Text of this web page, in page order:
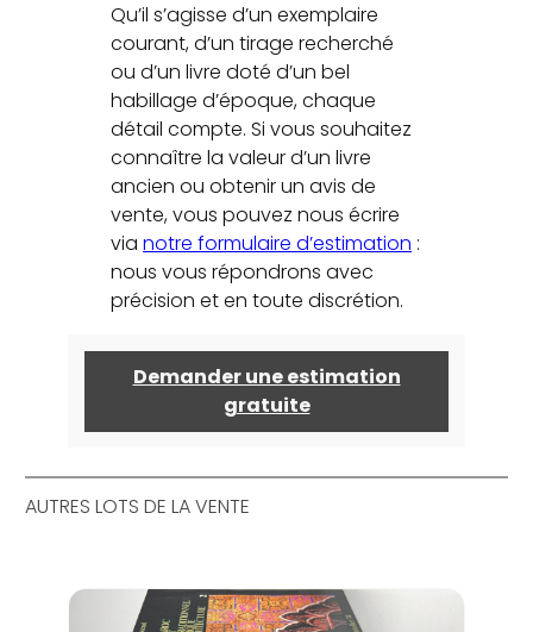
Qu’il s’agisse d’un exemplaire
courant, d’un tirage recherché
ou d’un livre doté d’un bel
habillage d’époque, chaque
détail compte. Si vous souhaitez
connaître la valeur d’un livre
ancien ou obtenir un avis de
vente, vous pouvez nous écrire
vianotre formulaire d’estimation :
nous vous répondrons avec
précision et en toute discrétion.
Demander une estimation
gratuite
AUTRES LOTS DE LA VENTE